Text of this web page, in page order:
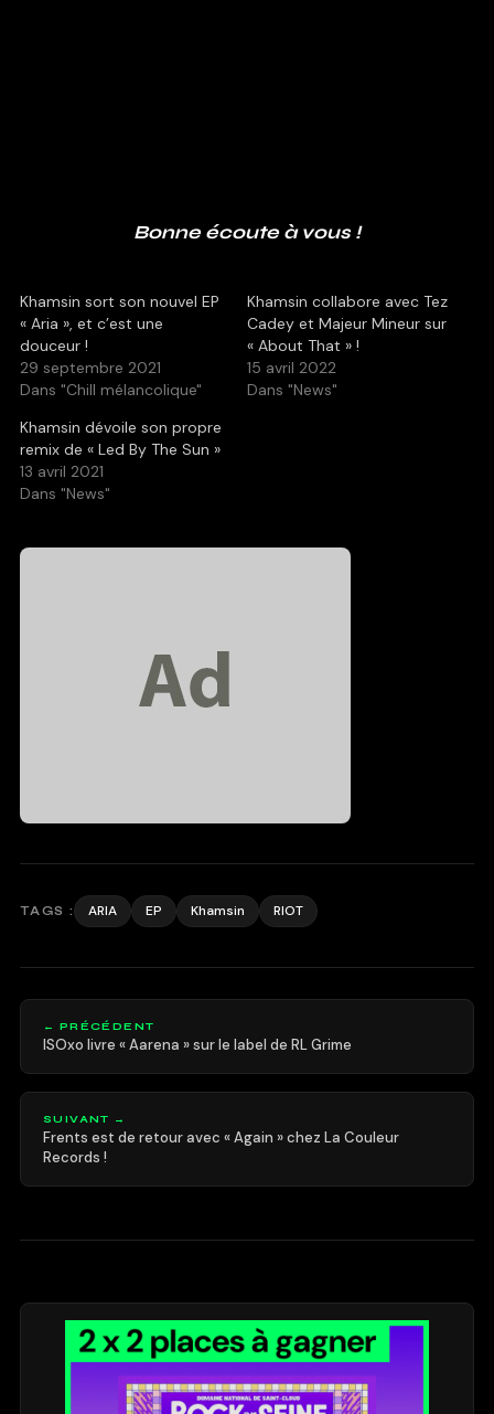
Bonne écoute à vous !
Khamsin sort son nouvel EP
« Aria », et c’est une
douceur !
29 septembre 2021
Dans "Chill mélancolique"
Khamsin collabore avec Tez
Cadey et Majeur Mineur sur
« About That » !
15 avril 2022
Dans "News"
Khamsin dévoile son propre
remix de « Led By The Sun »
13 avril 2021
Dans "News"
TAGS : ARIA EP Khamsin RIOT
← PRÉCÉDENT
ISOxo livre « Aarena » sur le label de RL Grime
SUIVANT →
Frents est de retour avec « Again » chez La Couleur
Records !